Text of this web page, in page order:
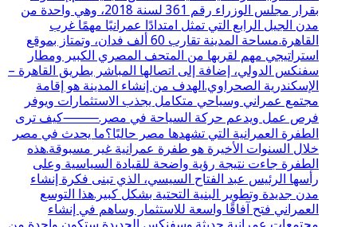
بقرار مجلس الوزراء رقم 361 لسنة 2018، وهي واحدة من
مدن الجيل الرابع التي تمثل امتدادًا عمرانيًا مهمًا غرب
القاهرة.مساحة المدينة تقارب 60 ألف فدان، وتمتاز بموقع
استراتيجي مهم لقربها من المتحف المصري الكبير ومطار
سفنكس الدولي، إضافة إلى اتصالها المباشر بطريق القاهرة –
الإسكندرية الصحراوي.الهدف من إنشاء المدينة هو إقامة
مجتمع عمراني وسياحي متكامل يجذب الاستثمارات ويوفر
فرص عمل ويدعم حركة السياحة في مصر.⸻كيف ترى
الطفرة العمرانية التي تشهدها مصر حاليًا؟ما يحدث في مصر
خلال السنوات الأخيرة هو طفرة عمرانية غير مسبوقة.هذه
الطفرة جاءت نتيجة رؤية واضحة للقيادة السياسية وعلى
رأسها الرئيس عبد الفتاح السيسي، الذي تبنى فكرة إنشاء
مدن جديدة وتطوير البنية التحتية بشكل كبير.هذا التوسع
العمراني فتح آفاقًا واسعة للاستثمار وساهم في إنشاء